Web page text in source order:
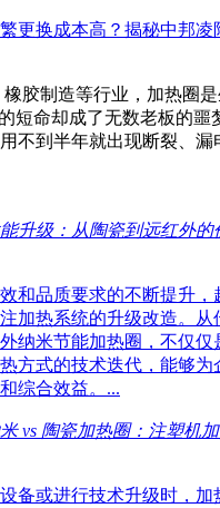
更换成本高？揭秘中邦凌
胶制造等行业，加热圈是
短命却成了无数老板的噩
不到半年就出现断裂、漏
升级：从陶瓷到远红外的
和品质要求的不断提升，
加热系统的升级改造。从
纳米节能加热圈，不仅仅
方式的技术迭代，能够为
综合效益。...
vs 陶瓷加热圈：注塑机
备或进行技术升级时，加